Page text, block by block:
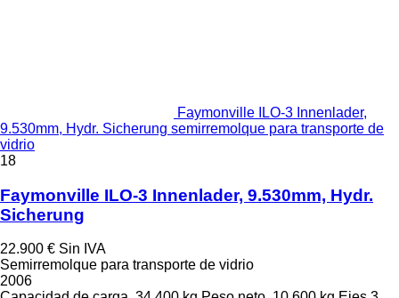
Faymonville ILO-3 Innenlader,
9.530mm, Hydr. Sicherung semirremolque para transporte de
vidrio
18
Faymonville ILO-3 Innenlader, 9.530mm, Hydr.
Sicherung
22.900 € Sin IVA
Semirremolque para transporte de vidrio
2006